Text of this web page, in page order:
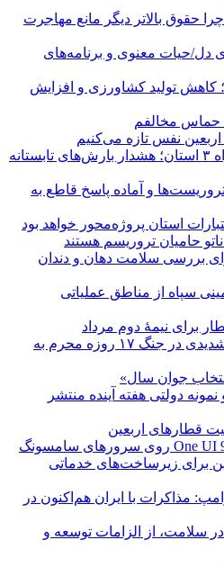
حقوق بالاتر دیگر مانع مهاجرت
دل/حیات معنوی و برنامه‌های
کاهش تولید کشاورزی و افزایش
حماس مخالفم
نفس تازه می‌کنیم
بارش‌های سیل‌آسا در راه ۳ استان؛ هشدار بارش‌های تابستانه
و آماده پاسخ قاطع به
استان پروژه‌محور خواهد بود
حامیان تروریسم هستند
بررسی سلامت دهان و دندان
سپاه از مناطق عملیاتی
برای نیمۀ دوم مرداد
سردار رضایی: ضربات شدیدی در جنگ ۱۷ روزه محرم به
جوان سال»
دولتی هفته آینده منتشر
هکتار زمین برای زیرساخت‌های خدماتی
مذاکرات با ایران هم‌اکنون در
سلامت، از الزامات توسعه و